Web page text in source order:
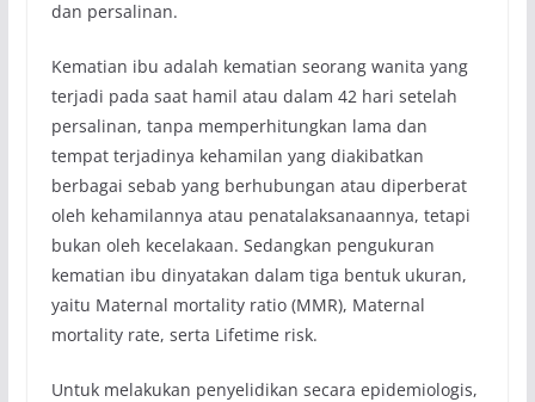
dan persalinan.
Kematian ibu adalah kematian seorang wanita yang
terjadi pada saat hamil atau dalam 42 hari setelah
persalinan, tanpa memperhitungkan lama dan
tempat terjadinya kehamilan yang diakibatkan
berbagai sebab yang berhubungan atau diperberat
oleh kehamilannya atau penatalaksanaannya, tetapi
bukan oleh kecelakaan. Sedangkan pengukuran
kematian ibu dinyatakan dalam tiga bentuk ukuran,
yaitu Maternal mortality ratio (MMR), Maternal
mortality rate, serta Lifetime risk.
Untuk melakukan penyelidikan secara epidemiologis,